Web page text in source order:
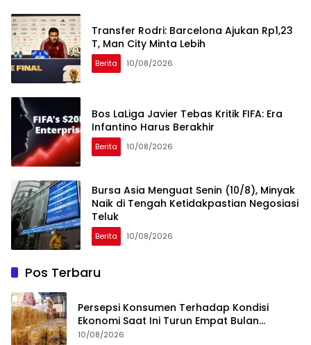
Transfer Rodri: Barcelona Ajukan Rp1,23
T, Man City Minta Lebih
Berita 10/08/2026
Bos LaLiga Javier Tebas Kritik FIFA: Era
Infantino Harus Berakhir
Berita 10/08/2026
Bursa Asia Menguat Senin (10/8), Minyak
Naik di Tengah Ketidakpastian Negosiasi
Teluk
Berita 10/08/2026
Pos Terbaru
Persepsi Konsumen Terhadap Kondisi
Ekonomi Saat Ini Turun Empat Bulan
Berturut-Turut
10/08/2026